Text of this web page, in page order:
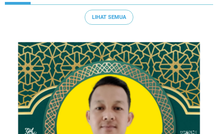
LIHAT SEMUA